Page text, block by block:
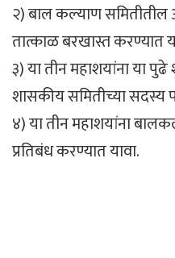
२) बाल कल्याण समितीतील
तात्काळ बरखास्त करण्यात
३) या तीन महाशयांना या
शासकीय समितीच्या सदस्य
४) या तीन महाशयांना
प्रतिबंध करण्यात यावा.